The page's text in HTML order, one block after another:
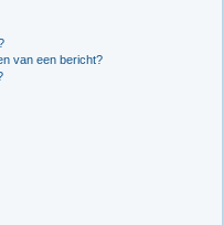
van een bericht?